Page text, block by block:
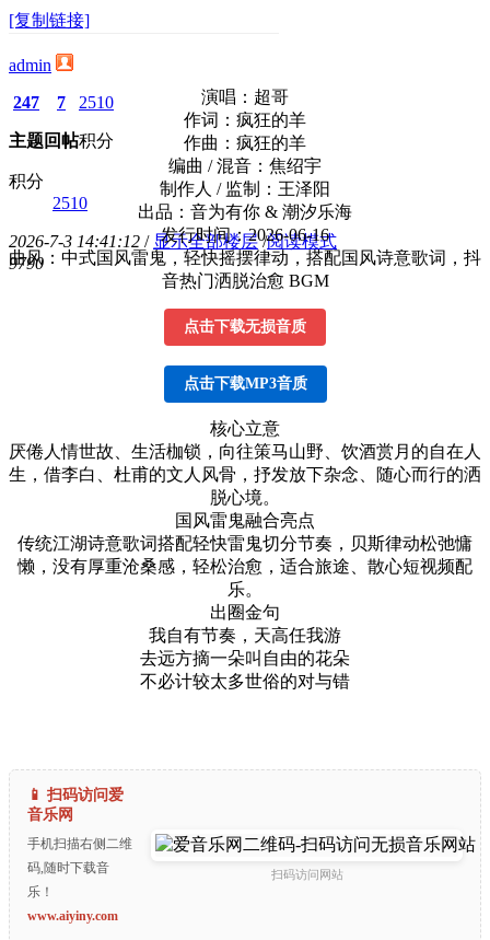
[复制链接]
admin
247
主题
7
回帖
2510
积分
积分
2510
2026-7-3 14:41:12 / 显示全部楼层 /阅读模式
9790
演唱：超哥
作词：疯狂的羊
作曲：疯狂的羊
编曲 / 混音：焦绍宇
制作人 / 监制：王泽阳
出品：音为有你 & 潮汐乐海
发行时间：2026-06-16
曲风：中式国风雷鬼，轻快摇摆律动，搭配国风诗意歌词，抖
音热门洒脱治愈 BGM
点击下载无损音质
点击下载MP3音质
核心立意
厌倦人情世故、生活枷锁，向往策马山野、饮酒赏月的自在人
生，借李白、杜甫的文人风骨，抒发放下杂念、随心而行的洒
脱心境。
国风雷鬼融合亮点
传统江湖诗意歌词搭配轻快雷鬼切分节奏，贝斯律动松弛慵
懒，没有厚重沧桑感，轻松治愈，适合旅途、散心短视频配
乐。
出圈金句
我自有节奏，天高任我游
去远方摘一朵叫自由的花朵
不必计较太多世俗的对与错
📱 扫码访问爱
音乐网
手机扫描右侧二维
码,随时下载音
乐！
www.aiyiny.com
扫码访问网站